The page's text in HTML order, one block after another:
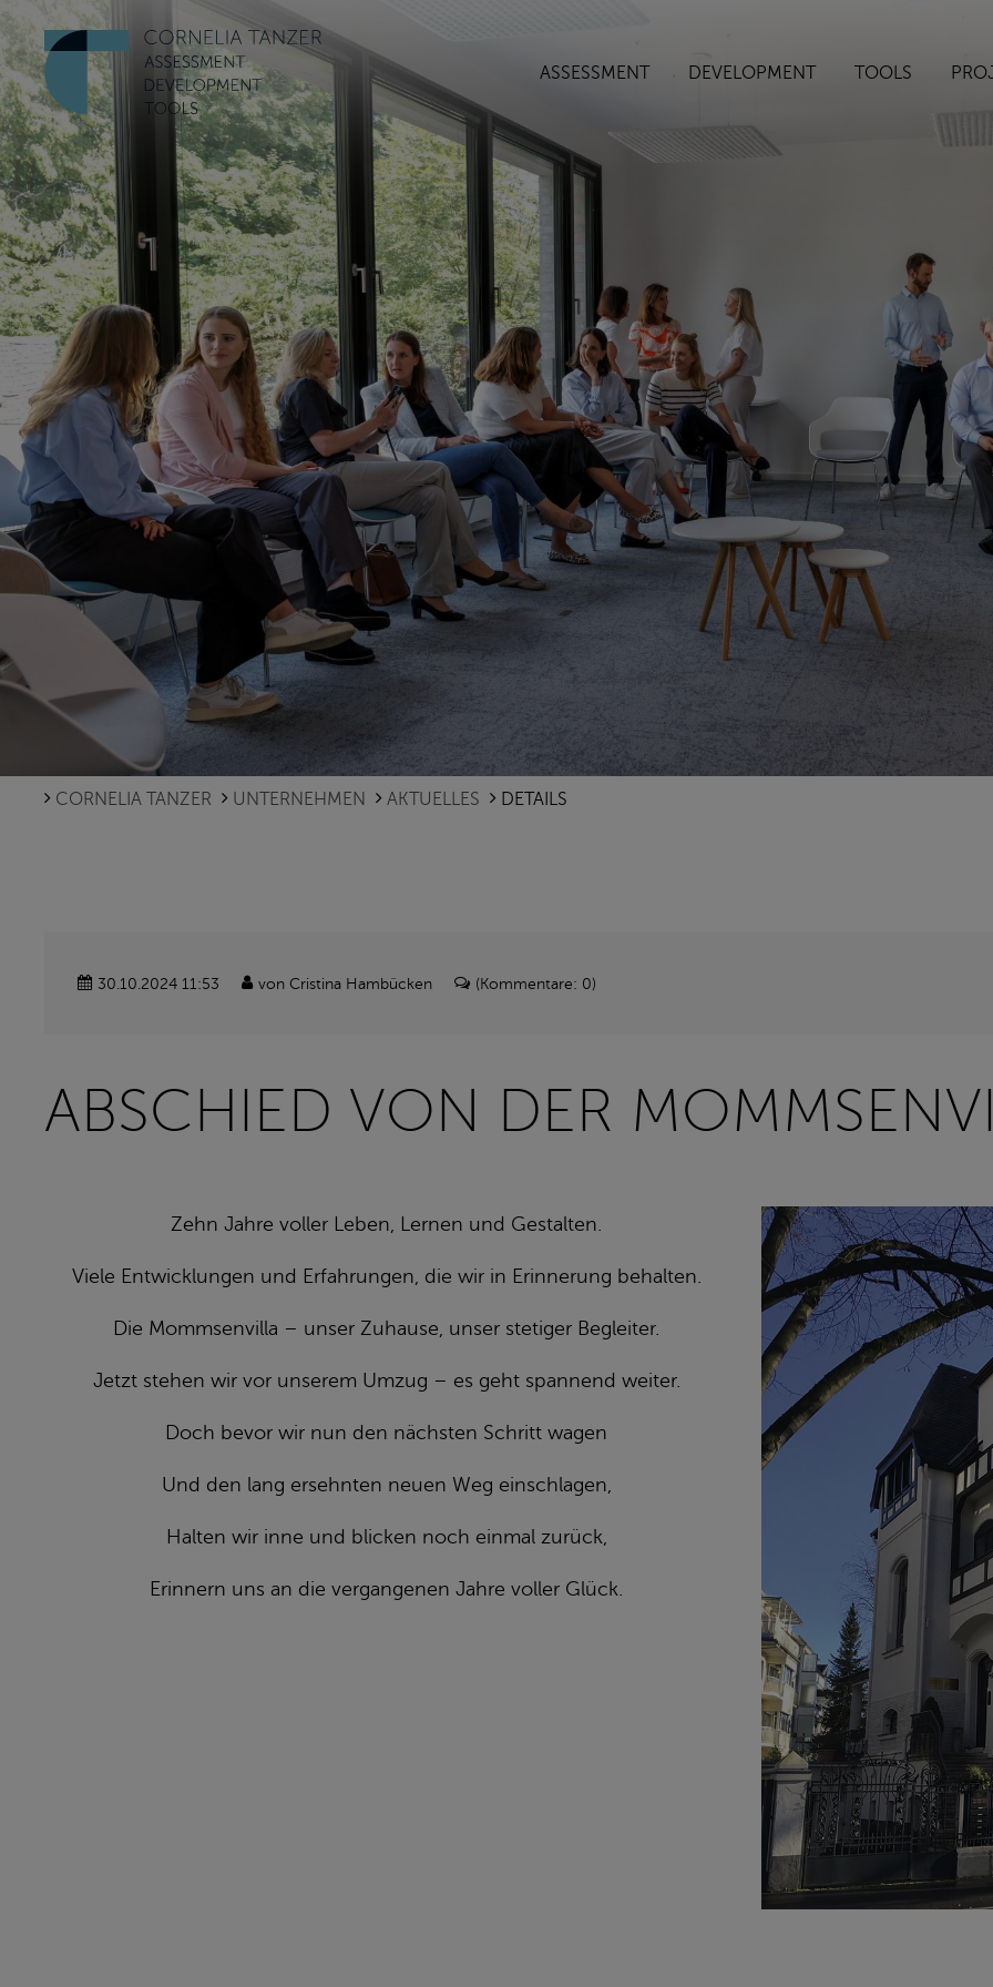
ASSESSMENT DEVELOPMENT TOOLS
CORNELIA TANZER UNTERNEHMEN AKTUELLES DETAILS
30.10.2024 11:53 von Cristina Hambücken (Kommentare: 0)
ABSCHIED VON DER
Zehn Jahre voller Leben, Lernen und Gestalten.
Viele Entwicklungen und Erfahrungen, die wir in Erinnerung behalten.
Die Mommsenvilla – unser Zuhause, unser stetiger Begleiter.
Jetzt stehen wir vor unserem Umzug – es geht spannend weiter.
Doch bevor wir nun den nächsten Schritt wagen
Und den lang ersehnten neuen Weg einschlagen,
Halten wir inne und blicken noch einmal zurück,
Erinnern uns an die vergangenen Jahre voller Glück.